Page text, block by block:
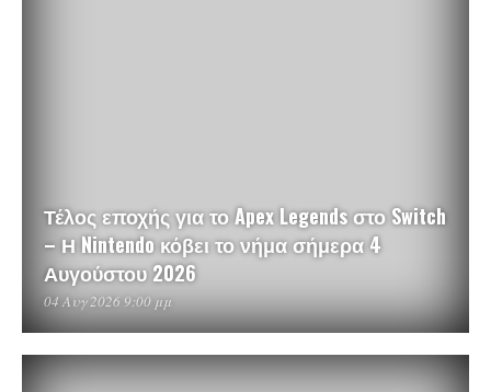
Τέλος εποχής για το Apex Legends στο Switch
– Η Nintendo κόβει το νήμα σήμερα 4
Αυγούστου 2026
04 Αυγ 2026 9:00 μμ